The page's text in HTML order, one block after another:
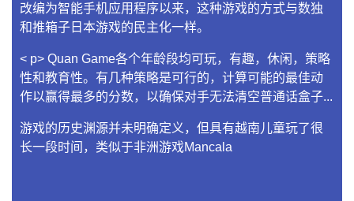
改编为智能手机应用程序以来，这种游戏的方式与数独
和推箱子日本游戏的民主化一样。
< p> Quan Game各个年龄段均可玩，有趣，休闲，策略
性和教育性。有几种策略是可行的，计算可能的最佳动
作以赢得最多的分数，以确保对手无法清空普通话盒子...
游戏的历史渊源并未明确定义，但具有越南儿童玩了很
长一段时间，类似于非洲游戏Mancala